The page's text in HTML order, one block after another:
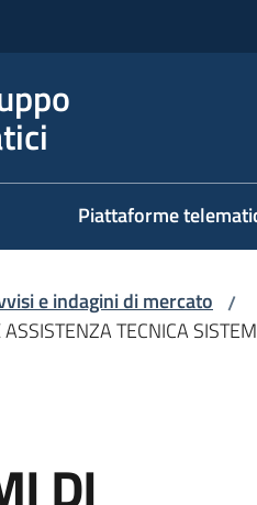
Piattaforme
e indagini di mercato /
TECNICA